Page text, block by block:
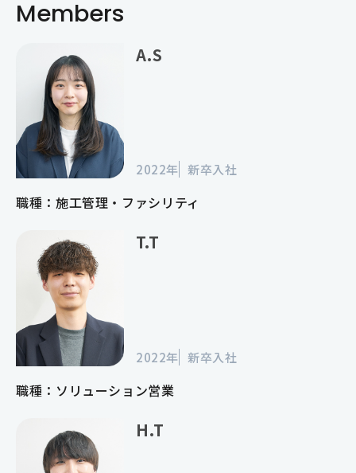
Members
A.S
2022年 新卒入社
職種：施工管理・ファシリティ
T.T
2022年 新卒入社
職種：ソリューション営業
H.T